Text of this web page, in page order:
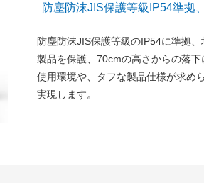
防塵防沫JIS保護等級IP54準拠
防塵防沫JIS保護等級のIP54に準拠
製品を保護、70cmの高さからの落
使用環境や、タフな製品仕様が求め
実現します。